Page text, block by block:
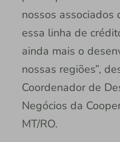
nossos associados
essa linha de
ainda mais o
nossas regiões”,
Coordenador de
Negócios da
MT/RO.